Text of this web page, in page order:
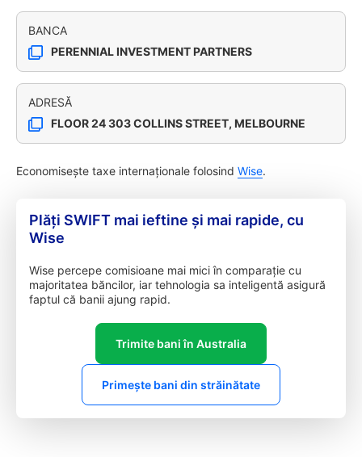
BANCA
PERENNIAL INVESTMENT PARTNERS
ADRESĂ
FLOOR 24 303 COLLINS STREET, MELBOURNE
Economisește taxe internaționale folosind Wise.
Plăți SWIFT mai ieftine și mai rapide, cu
Wise
Wise percepe comisioane mai mici în comparație cu
majoritatea băncilor, iar tehnologia sa inteligentă asigură
faptul că banii ajung rapid.
Trimite bani în Australia
Primește bani din străinătate